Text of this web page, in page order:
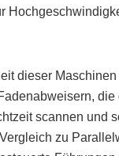
dieser
die
scannen und
zu